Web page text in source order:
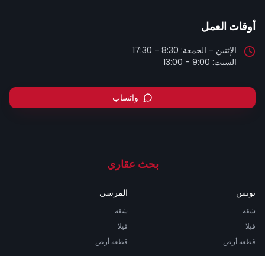
أوقات العمل
السبت: 9:00 - 13:00
واتساب
بحث عقاري
تونس
شقة
فيلا
قطعة أرض
المرسى
شقة
فيلا
قطعة أرض